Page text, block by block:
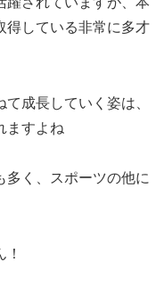
得している非常に多才
成長していく姿は、
ますよね
多く、スポーツの他に